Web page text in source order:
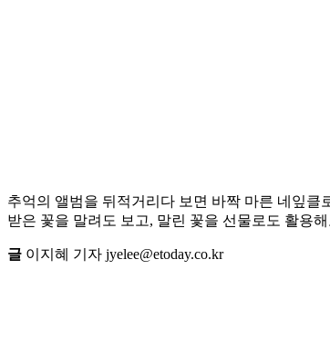
추억의 앨범을 뒤적거리다 보면 바짝 마른 네잎
받은 꽃을 말려도 보고, 말린 꽃을 선물로도 활용
글 이지혜 기자 jyelee@etoday.co.kr